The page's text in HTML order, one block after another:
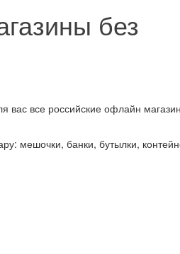
без
вас все российские офлайн
мешочки, банки, бутылки,